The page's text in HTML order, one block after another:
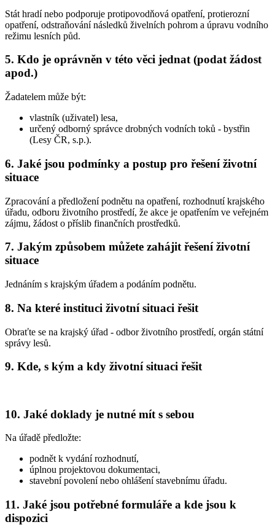
Stát hradí nebo podporuje protipovodňová opatření, protierozní
opatření, odstraňování následků živelních pohrom a úpravu vodního
režimu lesních půd.
5. Kdo je oprávněn v této věci jednat (podat žádost
apod.)
Žadatelem může být:
vlastník (uživatel) lesa,
určený odborný správce drobných vodních toků - bystřin
(Lesy ČR, s.p.).
6. Jaké jsou podmínky a postup pro řešení životní
situace
Zpracování a předložení podnětu na opatření, rozhodnutí krajského
úřadu, odboru životního prostředí, že akce je opatřením ve veřejném
zájmu, žádost o příslib finančních prostředků.
7. Jakým způsobem můžete zahájit řešení životní
situace
Jednáním s krajským úřadem a podáním podnětu.
8. Na které instituci životní situaci řešit
Obraťte se na krajský úřad - odbor životního prostředí, orgán státní
správy lesů.
9. Kde, s kým a kdy životní situaci řešit
10. Jaké doklady je nutné mít s sebou
Na úřadě předložte:
podnět k vydání rozhodnutí,
úplnou projektovou dokumentaci,
stavební povolení nebo ohlášení stavebnímu úřadu.
11. Jaké jsou potřebné formuláře a kde jsou k
dispozici